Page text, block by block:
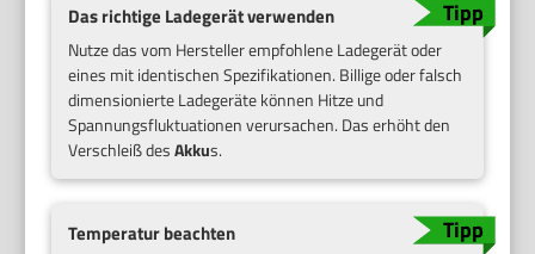
Das richtige Ladegerät verwenden
Nutze das vom Hersteller empfohlene Ladegerät oder
eines mit identischen Spezifikationen. Billige oder falsch
dimensionierte Ladegeräte können Hitze und
Spannungsfluktuationen verursachen. Das erhöht den
Verschleiß desAkkus.
Temperatur beachten